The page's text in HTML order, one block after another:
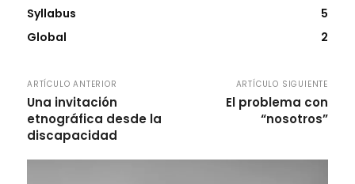
Syllabus
5
Global
2
ARTÍCULO ANTERIOR
Una invitación
etnográfica desde la
discapacidad
ARTÍCULO SIGUIENTE
El problema con
“nosotros”